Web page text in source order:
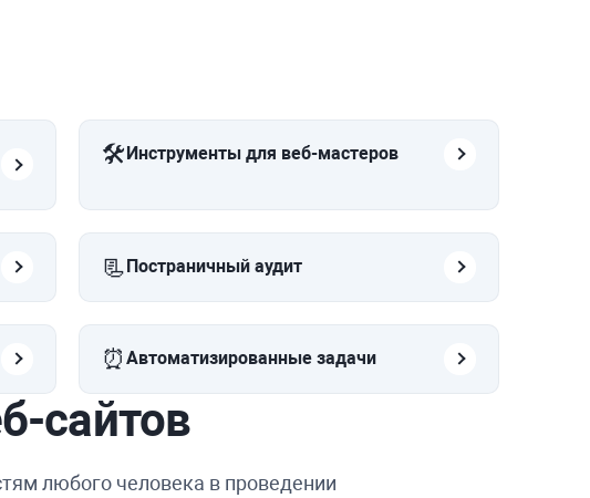
🛠️ Инструменты для веб-мастеров
📃 Постраничный аудит
⏰ Автоматизированные задачи
сайтов
любого человека в проведении